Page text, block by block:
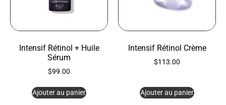
Intensif Rétinol + Huile
Sérum
$99.00
Ajouter au panier
Intensif Rétinol Crème
$113.00
Ajouter au panier